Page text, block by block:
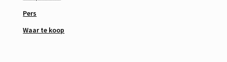
Pers
Waar te koop